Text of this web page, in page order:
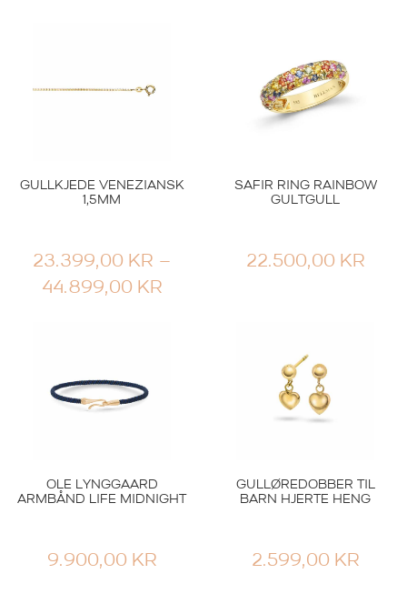
GULLKJEDE VENEZIANSK
1,5MM
23.399,00 KR –
44.899,00 KRPRISOMRÅDE:
44.899,00 KR
SAFIR RING RAINBOW
GULTGULL
22.500,00 KR
OLE LYNGGAARD
ARMBÅND LIFE MIDNIGHT
9.900,00 KR
GULLØREDOBBER TIL
BARN HJERTE HENG
2.599,00 KR